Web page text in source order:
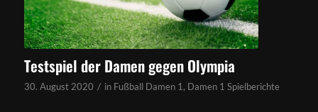
Testspiel der Damen gegen Olympia
30. August 2020 / in Fußball Damen 1 , Damen 1 Spielberichte